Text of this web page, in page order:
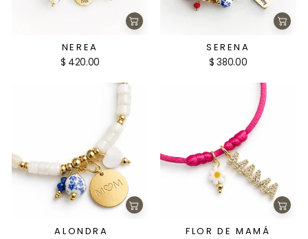
Agregar
al
NEREA
$ 420.00
al
SERENA
$ 380.00
Agregar
ALONDRA
FLOR DE MAMÁ